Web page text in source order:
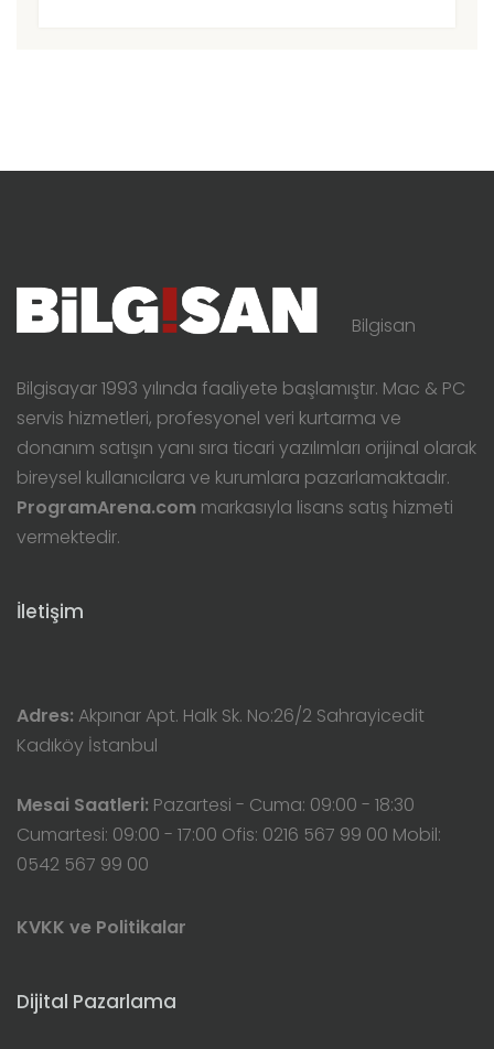
Bilgisan
Bilgisayar 1993 yılında faaliyete başlamıştır. Mac & PC
servis hizmetleri, profesyonel veri kurtarma ve
donanım satışın yanı sıra ticari yazılımları orijinal olarak
bireysel kullanıcılara ve kurumlara pazarlamaktadır.
ProgramArena.com markasıyla lisans satış hizmeti
vermektedir.
İletişim
Adres: Akpınar Apt. Halk Sk. No:26/2 Sahrayicedit
Kadıköy İstanbul
Mesai Saatleri: Pazartesi - Cuma: 09:00 - 18:30
Cumartesi: 09:00 - 17:00 Ofis: 0216 567 99 00 Mobil:
0542 567 99 00
KVKK ve Politikalar
Dijital Pazarlama